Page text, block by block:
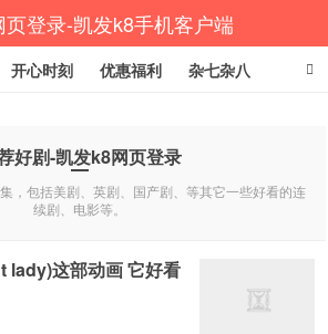
页登录-凯发k8手机客户端
开心时刻 优惠福利 杂七杂八
好剧-凯发k8网页登录
，包括美剧、英剧、国产剧、等其它一些好看的连
续剧、电影等。
lady)这部动画 它好看